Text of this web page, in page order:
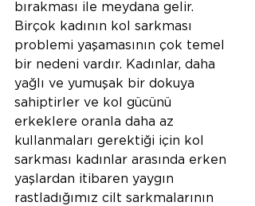
bırakması ile meydana gelir.
Birçok kadının kol sarkması
problemi yaşamasının çok temel
bir nedeni vardır. Kadınlar, daha
yağlı ve yumuşak bir dokuya
sahiptirler ve kol gücünü
erkeklere oranla daha az
kullanmaları gerektiği için kol
sarkması kadınlar arasında erken
yaşlardan itibaren yaygın
rastladığımız cilt sarkmalarının